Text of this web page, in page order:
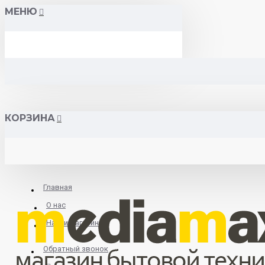
МЕНЮ
КОРЗИНА
Главная
О нас
Найти магазин
Обратный звонок